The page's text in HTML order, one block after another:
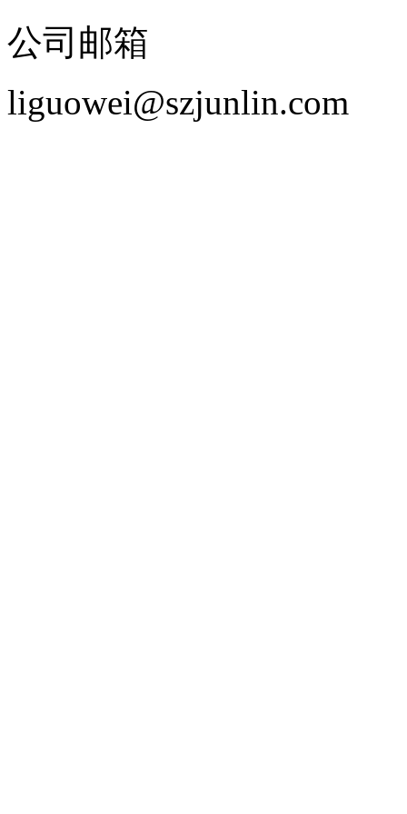
公司邮箱
liguowei@szjunlin.com